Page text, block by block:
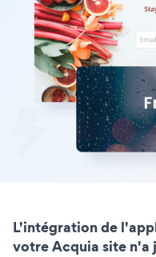
L'intégration de
votre Acquia site n'a